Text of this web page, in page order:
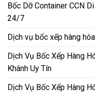
Bốc Dỡ Container CCN
24/7
Dịch vụ bốc xếp hàng
Dịch Vụ Bốc Xếp Hàng
Khánh Uy Tín
Dịch Vụ Bốc Xếp Hàng